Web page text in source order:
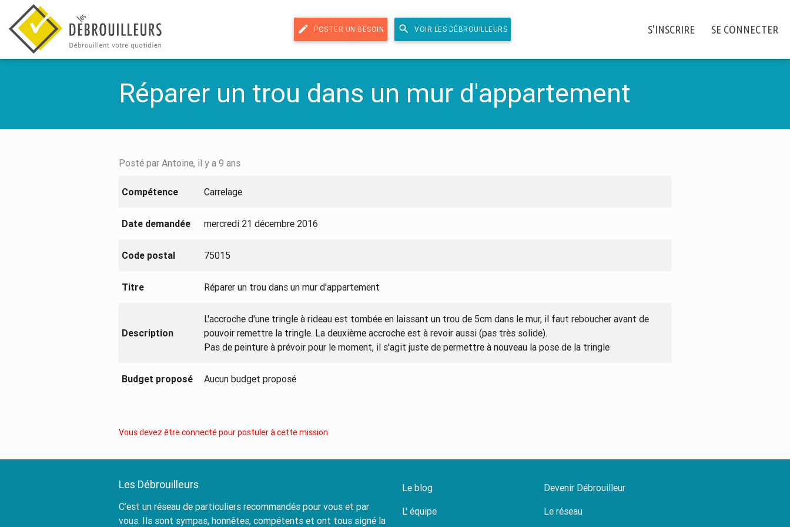
edit POSTER UN BESOIN search VOIR LES DÉBROUILLEURS S'INSCRIRE SE CONNECTER
Réparer un trou dans un mur d'appartement
Posté par Antoine, il y a 9 ans
Compétence Carrelage
Date demandée mercredi 21 décembre 2016
Code postal 75015
Titre Réparer un trou dans un mur d'appartement
Description
L'accroche d'une tringle à rideau est tombée en laissant un trou de 5cm dans le mur, il faut reboucher avant de
pouvoir remettre la tringle. La deuxième accroche est à revoir aussi (pas très solide).
Pas de peinture à prévoir pour le moment, il s'agit juste de permettre à nouveau la pose de la tringle
Budget proposé Aucun budget proposé
Vous devez être connecté pour postuler à cette mission
Les Débrouilleurs
C’est un réseau de particuliers recommandés pour vous et par
vous. Ils sont sympas, honnêtes, compétents et ont tous signé la
Le blog
L' équipe
Devenir Débrouilleur
Le réseau